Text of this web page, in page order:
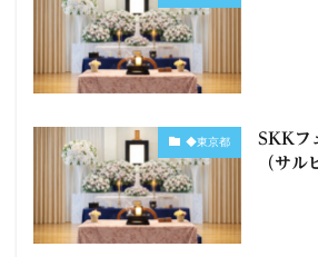
◆東京都
SKKフ
（サル